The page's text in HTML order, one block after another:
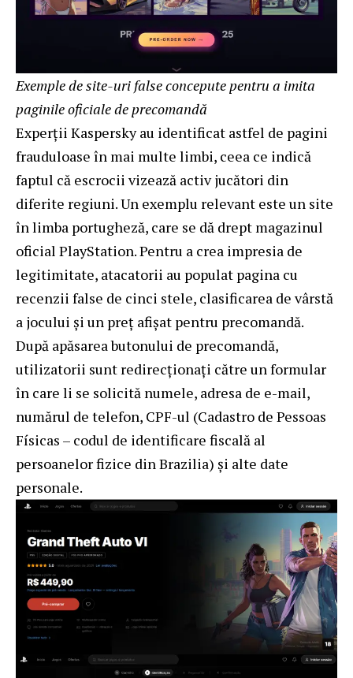
Exemple de site-uri false concepute pentru a imita
paginile oficiale de precomandă
Experții Kaspersky au identificat astfel de pagini
frauduloase în mai multe limbi, ceea ce indică
faptul că escrocii vizează activ jucători din
diferite regiuni. Un exemplu relevant este un site
în limba portugheză, care se dă drept magazinul
oficial PlayStation. Pentru a crea impresia de
legitimitate, atacatorii au populat pagina cu
recenzii false de cinci stele, clasificarea de vârstă
a jocului și un preț afișat pentru precomandă.
După apăsarea butonului de precomandă,
utilizatorii sunt redirecționați către un formular
în care li se solicită numele, adresa de e-mail,
numărul de telefon, CPF-ul (Cadastro de Pessoas
Físicas – codul de identificare fiscală al
persoanelor fizice din Brazilia) și alte date
personale.